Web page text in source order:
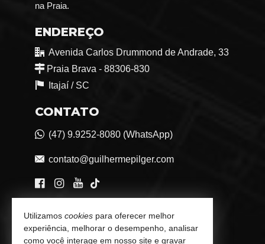
na Praia.
ENDEREÇO
Avenida Carlos Drummond de Andrade, 33
Praia Brava - 88306-830
Itajaí / SC
CONTATO
(47) 9.9252-8080 (WhatsApp)
contato@guilhermepilger.com
VEJA MAIS
Consultoria Imobiliária Personalizada
Utilizamos cookies para oferecer melhor
experiência, melhorar o desempenho, analisar
como você interage em nosso site e gravar